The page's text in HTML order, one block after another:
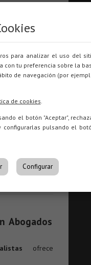
cuando:
antes de
judicial o
una operación
temprana
Abogados
ofrece
para analizar el uso del
con tu preferencia sobre la
de navegación (por
de cookies
el botón "Aceptar",
configurarlas pulsando el
Configurar